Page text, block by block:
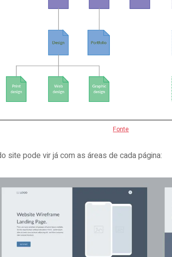
Fonte
site pode vir já com as áreas de cada página: